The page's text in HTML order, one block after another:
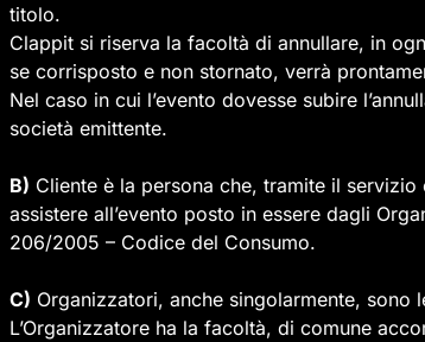
titolo.
Clappit si riserva la facoltà di annullare, in
se corrisposto e non stornato, verrà
Nel caso in cui l’evento dovesse subire
società emittente.
B) Cliente è la persona che, tramite il
assistere all’evento posto in essere dagli
206/2005 – Codice del Consumo.
C) Organizzatori, anche singolarmente, sono
L’Organizzatore ha la facoltà, di comune